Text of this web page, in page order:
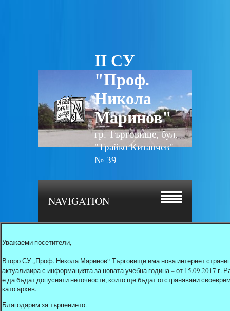
II СУ
"Проф.
Никола
Маринов"
гр. Търговище, бул.
"Трайко Китанчев"
№ 39
NAVIGATION
Уважаеми посетители,
Второ СУ „Проф. Никола Маринов“ Търговище има нова интернет
актуализира с информацията за новата учебна година – от 15.09.2017
е да бъдат допуснати неточности, които ще бъдат отстранявани
като архив.
Благодарим за търпението.